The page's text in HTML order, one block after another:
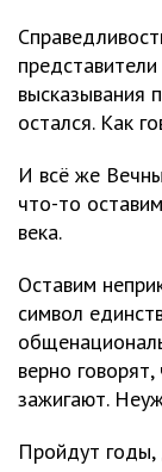
высказывания
остался. Как
И всё же
что-то
века.
Оставим
символ
верно
зажигают.
Пройдут годы,